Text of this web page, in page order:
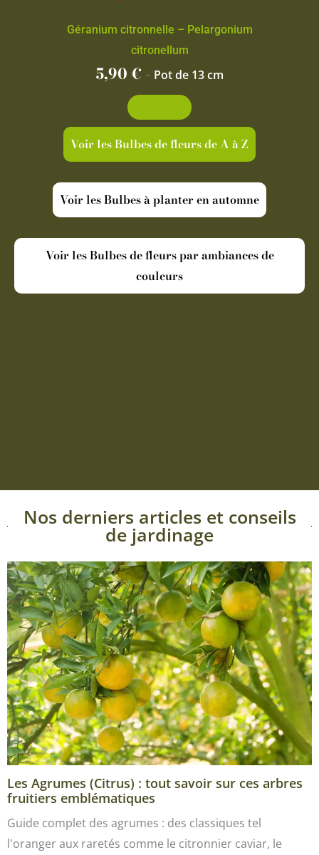
Géranium citronnelle – Pelargonium
citronellum
5,90€ - Pot de 13 cm
Voir les Bulbes de fleurs de A à Z
Voir les Bulbes à planter en automne
Voir les Bulbes de fleurs par ambiances de
couleurs
Nos derniers articles et conseils
de jardinage
Les Agrumes (Citrus) : tout savoir sur ces arbres
fruitiers emblématiques
Guide complet des agrumes : des classiques tel
l'oranger aux raretés comme le citronnier caviar, le